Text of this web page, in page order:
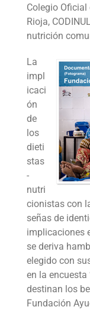
Colegio
Rioja,
nutrición
La
impl
icaci
ón
de
los
dieti
stas
-
nutri
cionistas con
señas de
implicaciones
se deriva
elegido con
en la encuesta
destinan los
Fundación